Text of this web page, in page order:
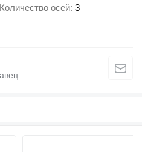
Количество осей 3